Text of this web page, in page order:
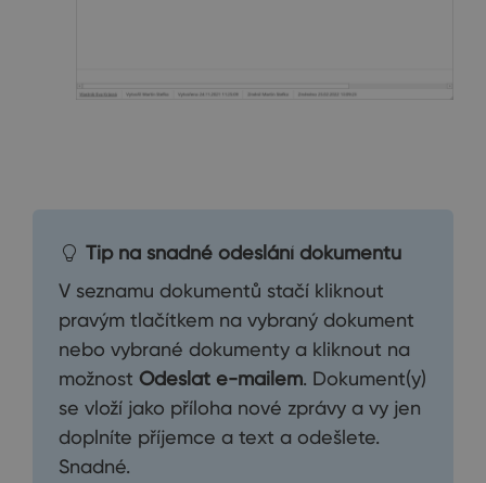
Tip na snadné odeslání dokumentu
V seznamu dokumentů stačí kliknout
pravým tlačítkem na vybraný dokument
nebo vybrané dokumenty a kliknout na
možnost Odeslat e-mailem. Dokument(y)
se vloží jako příloha nové zprávy a vy jen
doplníte příjemce a text a odešlete.
Snadné.